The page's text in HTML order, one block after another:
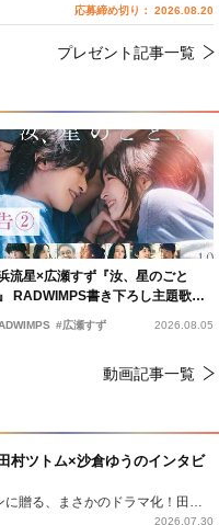
流星×広瀬すず『汝、星のごと
RADWIMPS書き下ろし主題歌が
#広瀬すず 2026.08.05
動画記事一覧
村ツトム×沙倉ゆうのインタビ
『侍タイムスリッパー』ファンに贈る、まさかのドラマ化！田村ツトム×沙倉ゆうのが語る『心配無用ノ介』撮影秘話
2026.07.30
応募締め切り： 2026.08.20
プレゼント記事一覧